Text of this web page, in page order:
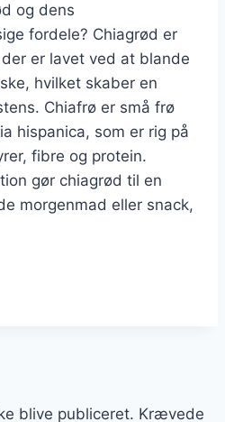
og dens
fordele? Chiagrød er
er lavet ved at blande
hvilket skaber en
Chiafrø er små frø
hispanica, som er rig på
fibre og protein.
gør chiagrød til en
morgenmad eller snack,
blive publiceret. Krævede